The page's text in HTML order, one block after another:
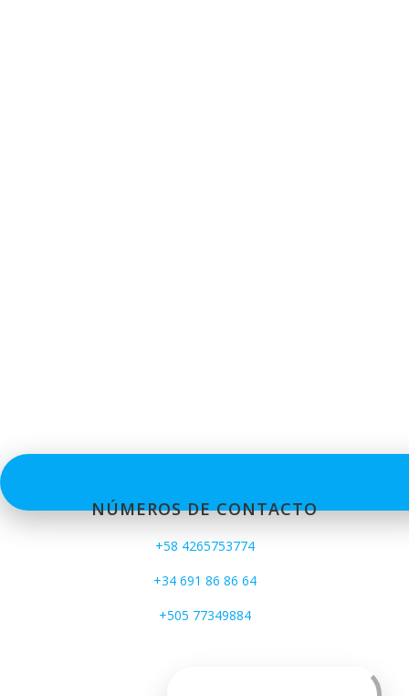
NÚMEROS DE CONTACTO
+58 4265753774
+34 691 86 86 64
+505 77349884